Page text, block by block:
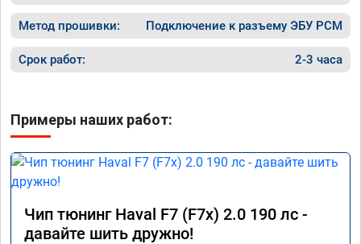
Метод прошивки: Подключение к разъему ЭБУ PCM
Срок работ: 2-3 часа
Примеры наших работ:
Чип тюнинг Haval F7 (F7x) 2.0 190 лс -
давайте шить дружно!